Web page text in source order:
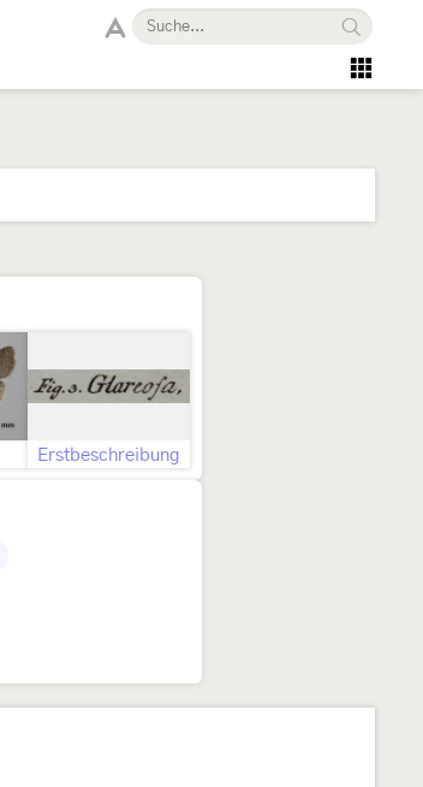
Erstbeschreibung